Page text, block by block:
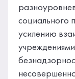
социального
усилению